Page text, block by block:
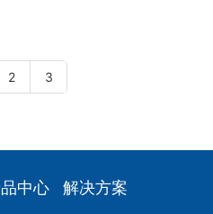
2 3
中心 解决方案